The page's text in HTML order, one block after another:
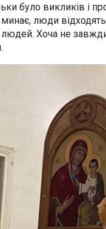
було викликів і
люди
Хоча не